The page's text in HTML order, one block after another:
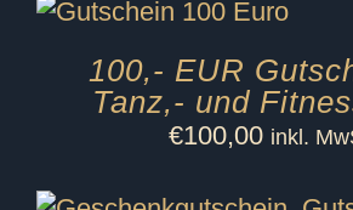
100,- EUR
Tanz,- und
€100,00 inkl.